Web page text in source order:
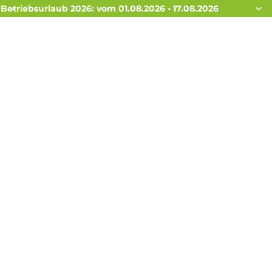
Betriebsurlaub 2026: vom 01.08.2026 - 17.08.2026